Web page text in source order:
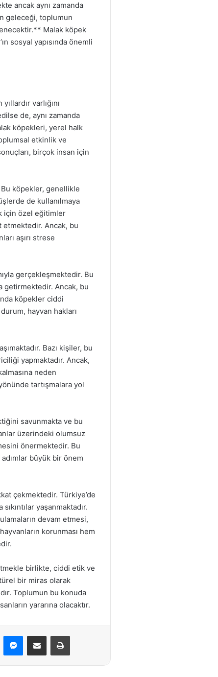
ancak aynı zamanda
geleceği, toplumun
Malak köpek
sosyal yapısında önemli
varlığını
de, aynı zamanda
köpekleri, yerel halk
etkinlik ve
birçok insan için
köpekler, genellikle
de kullanılmaya
için özel eğitimler
Ancak, bu
aşırı strese
gerçekleşmektedir. Bu
getirmektedir. Ancak, bu
köpekler ciddi
hayvan hakları
Bazı kişiler, bu
yapmaktadır. Ancak,
neden
tartışmalara yol
savunmakta ve bu
üzerindeki olumsuz
önermektedir. Bu
büyük bir önem
çekmektedir. Türkiye’de
yaşanmaktadır.
devam etmesi,
korunması hem
birlikte, ciddi etik ve
bir miras olarak
Toplumun bu konuda
yararına olacaktır.
Messenger
E-Posta ile paylaş Yazdır